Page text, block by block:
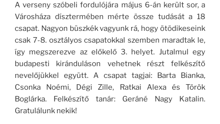
A verseny szóbeli fordulójára május 6-án került sor, a
Városháza dísztermében mérte össze tudását a 18
csapat. Nagyon büszkék vagyunk rá, hogy ötödikeseink
csak 7-8. osztályos csapatokkal szemben maradtak le,
így megszerezve az előkelő 3. helyet. Jutalmul egy
budapesti kiránduláson vehetnek részt felkészítő
nevelőjükkel együtt. A csapat tagjai: Barta Bianka,
Csonka Noémi, Dégi Zille, Ratkai Alexa és Török
Boglárka. Felkészítő tanár: Geráné Nagy Katalin.
Gratulálunk nekik!